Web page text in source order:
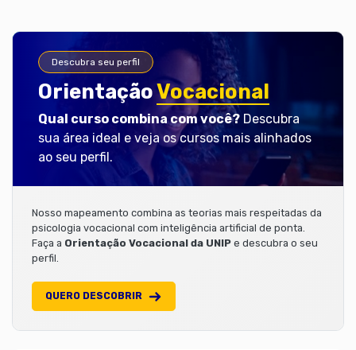
Descubra seu perfil
OrientaçãoVocacional
Qual curso combina com você? Descubra
sua área ideal e veja os cursos mais alinhados
ao seu perfil.
Nosso mapeamento combina as teorias mais respeitadas da
psicologia vocacional com inteligência artificial de ponta.
Faça a Orientação Vocacional da UNIP e descubra o seu
perfil.
QUERO DESCOBRIR